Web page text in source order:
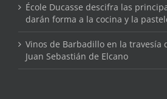
École Ducasse descifra las
darán forma a la cocina y la
Vinos de Barbadillo en la travesía
Juan Sebastián de Elcano